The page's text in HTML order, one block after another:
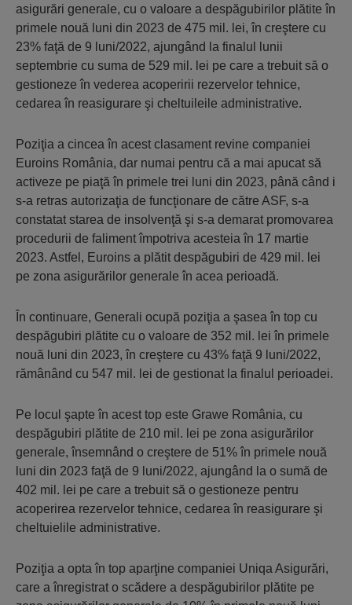
asigurări generale, cu o valoare a despăgubirilor plătite în
primele nouă luni din 2023 de 475 mil. lei, în creştere cu
23% faţă de 9 luni/2022, ajungând la finalul lunii
septembrie cu suma de 529 mil. lei pe care a trebuit să o
gestioneze în vederea acoperirii rezervelor tehnice,
cedarea în reasigurare şi cheltuileile administrative.
Poziţia a cincea în acest clasament revine companiei
Euroins România, dar numai pentru că a mai apucat să
activeze pe piaţă în primele trei luni din 2023, până când i
s-a retras autorizaţia de funcţionare de către ASF, s-a
constatat starea de insolvenţă şi s-a demarat promovarea
procedurii de faliment împotriva acesteia în 17 martie
2023. Astfel, Euroins a plătit despăgubiri de 429 mil. lei
pe zona asigurărilor generale în acea perioadă.
În continuare, Generali ocupă poziţia a şasea în top cu
despăgubiri plătite cu o valoare de 352 mil. lei în primele
nouă luni din 2023, în creştere cu 43% faţă 9 luni/2022,
rămânând cu 547 mil. lei de gestionat la finalul perioadei.
Pe locul şapte în acest top este Grawe România, cu
despăgubiri plătite de 210 mil. lei pe zona asigurărilor
generale, însemnând o creştere de 51% în primele nouă
luni din 2023 faţă de 9 luni/2022, ajungând la o sumă de
402 mil. lei pe care a trebuit să o gestioneze pentru
acoperirea rezervelor tehnice, cedarea în reasigurare şi
cheltuielile administrative.
Poziţia a opta în top aparţine companiei Uniqa Asigurări,
care a înregistrat o scădere a despăgubirilor plătite pe